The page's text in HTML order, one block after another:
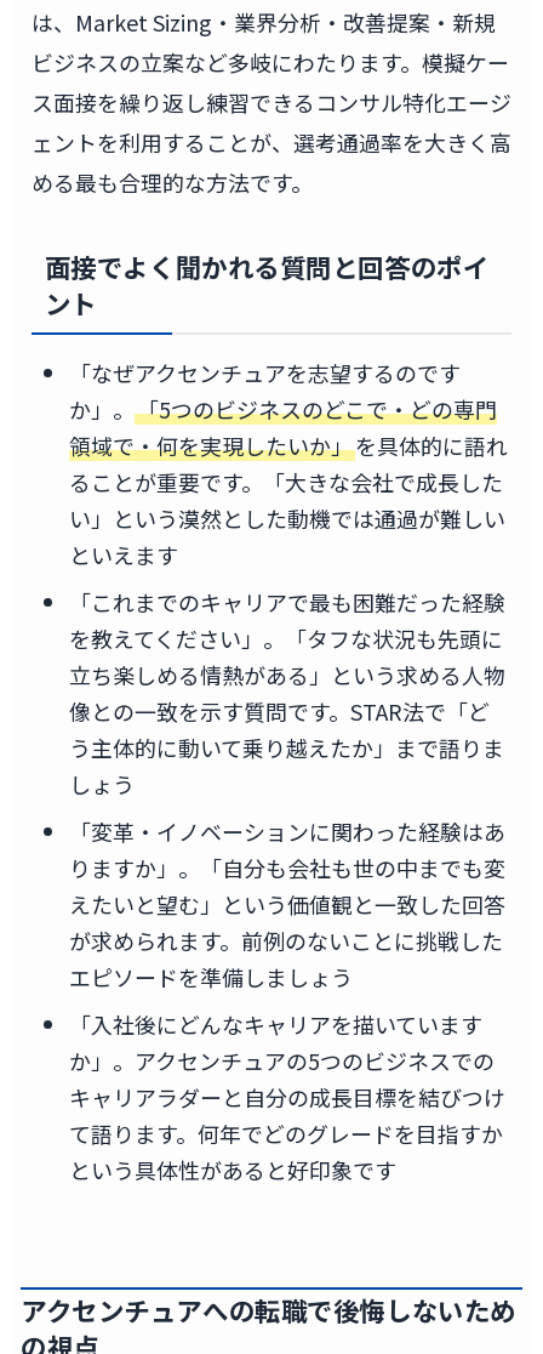
は、Market Sizing・業界分析・改善提案・新規
ビジネスの立案など多岐にわたります。模擬ケー
ス面接を繰り返し練習できるコンサル特化エージ
ェントを利用することが、選考通過率を大きく高
める最も合理的な方法です。
面接でよく聞かれる質問と回答のポイ
ント
「なぜアクセンチュアを志望するのです
か」。「5つのビジネスのどこで・どの専門
領域で・何を実現したいか」を具体的に語れ
ることが重要です。「大きな会社で成長した
い」という漠然とした動機では通過が難しい
といえます
「これまでのキャリアで最も困難だった経験
を教えてください」。「タフな状況も先頭に
立ち楽しめる情熱がある」という求める人物
像との一致を示す質問です。STAR法で「ど
う主体的に動いて乗り越えたか」まで語りま
しょう
「変革・イノベーションに関わった経験はあ
りますか」。「自分も会社も世の中までも変
えたいと望む」という価値観と一致した回答
が求められます。前例のないことに挑戦した
エピソードを準備しましょう
「入社後にどんなキャリアを描いています
か」。アクセンチュアの5つのビジネスでの
キャリアラダーと自分の成長目標を結びつけ
て語ります。何年でどのグレードを目指すか
という具体性があると好印象です
アクセンチュアへの転職で後悔しないため
の視点